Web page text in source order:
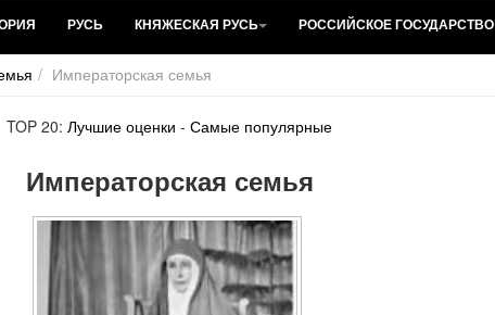
РУСЬ КНЯЖЕСКАЯ РУСЬ РОССИЙСКОЕ ГОСУДАРСТВО
Императорская семья
TOP 20:Лучшие оценки -Самые популярные
Императорская семья